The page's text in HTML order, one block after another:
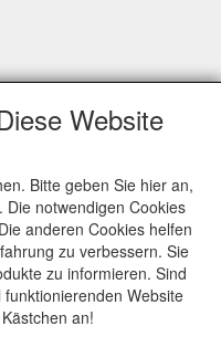
Website
Bitte geben Sie hier an,
notwendigen Cookies
anderen Cookies helfen
zu verbessern. Sie
zu informieren. Sind
Website
an!